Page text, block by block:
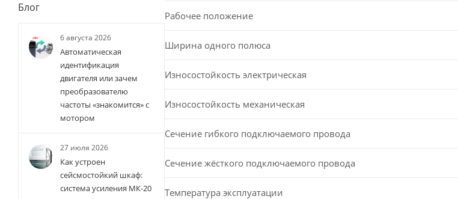
Рабочее положение
Ширина одного полюса
Износостойкость электрическая
Износостойкость механическая
Сечение гибкого подключаемого провода
Сечение жёсткого подключаемого провода
Температура эксплуатации
Блог
6 августа 2026
Автоматическая
идентификация
двигателя или зачем
преобразователю
частоты «знакомится» с
мотором
27 июля 2026
Как устроен
сейсмостойкий шкаф:
система усиления МК-20